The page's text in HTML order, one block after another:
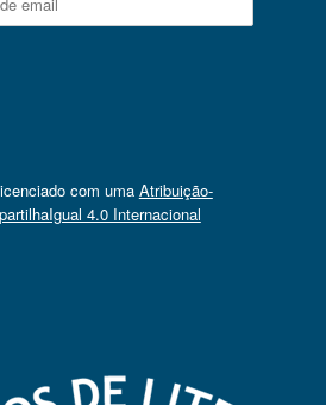
com uma Atribuição-
4.0 Internacional